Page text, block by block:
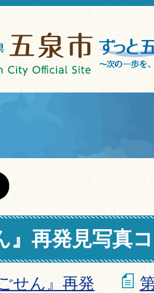
』再発見写真
せん』再発